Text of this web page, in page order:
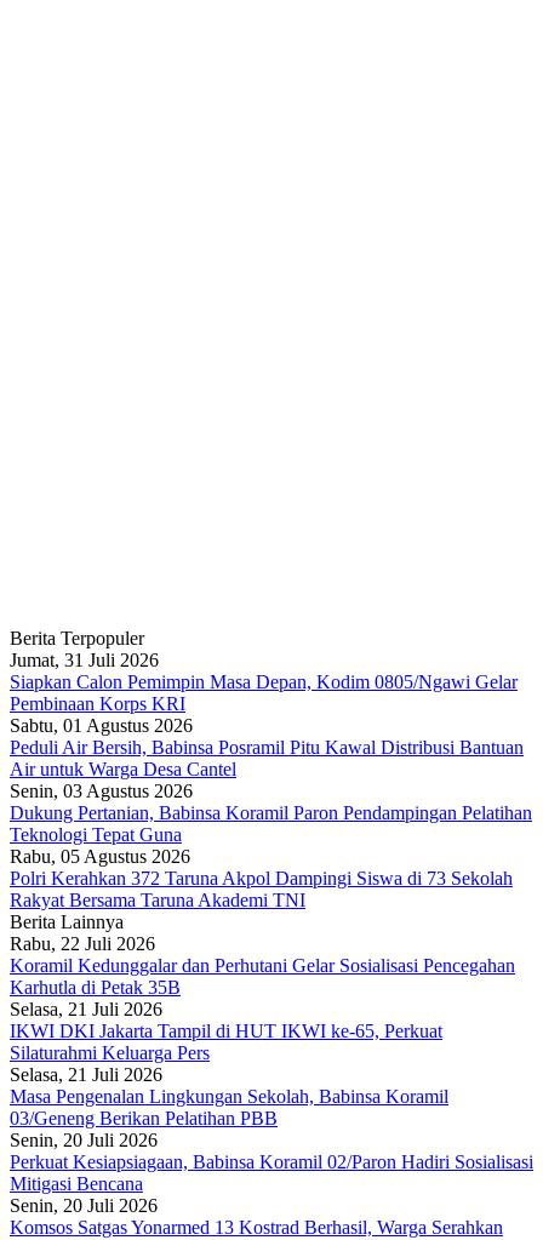
Berita Terpopuler
Jumat, 31 Juli 2026
Siapkan Calon Pemimpin Masa Depan, Kodim 0805/Ngawi Gelar
Pembinaan Korps KRI
Sabtu, 01 Agustus 2026
Peduli Air Bersih, Babinsa Posramil Pitu Kawal Distribusi Bantuan
Air untuk Warga Desa Cantel
Senin, 03 Agustus 2026
Dukung Pertanian, Babinsa Koramil Paron Pendampingan Pelatihan
Teknologi Tepat Guna
Rabu, 05 Agustus 2026
Polri Kerahkan 372 Taruna Akpol Dampingi Siswa di 73 Sekolah
Rakyat Bersama Taruna Akademi TNI
Berita Lainnya
Rabu, 22 Juli 2026
Koramil Kedunggalar dan Perhutani Gelar Sosialisasi Pencegahan
Karhutla di Petak 35B
Selasa, 21 Juli 2026
IKWI DKI Jakarta Tampil di HUT IKWI ke-65, Perkuat
Silaturahmi Keluarga Pers
Selasa, 21 Juli 2026
Masa Pengenalan Lingkungan Sekolah, Babinsa Koramil
03/Geneng Berikan Pelatihan PBB
Senin, 20 Juli 2026
Perkuat Kesiapsiagaan, Babinsa Koramil 02/Paron Hadiri Sosialisasi
Mitigasi Bencana
Senin, 20 Juli 2026
Komsos Satgas Yonarmed 13 Kostrad Berhasil, Warga Serahkan